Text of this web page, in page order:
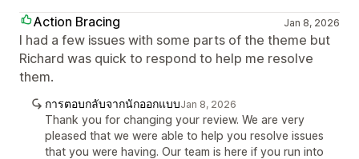
Action Bracing Jan 8, 2026
I had a few issues with some parts of the theme but
Richard was quick to respond to help me resolve
them.
การตอบกลับจากนักออกแบบJan 8, 2026
Thank you for changing your review. We are very
pleased that we were able to help you resolve issues
that you were having. Our team is here if you run into